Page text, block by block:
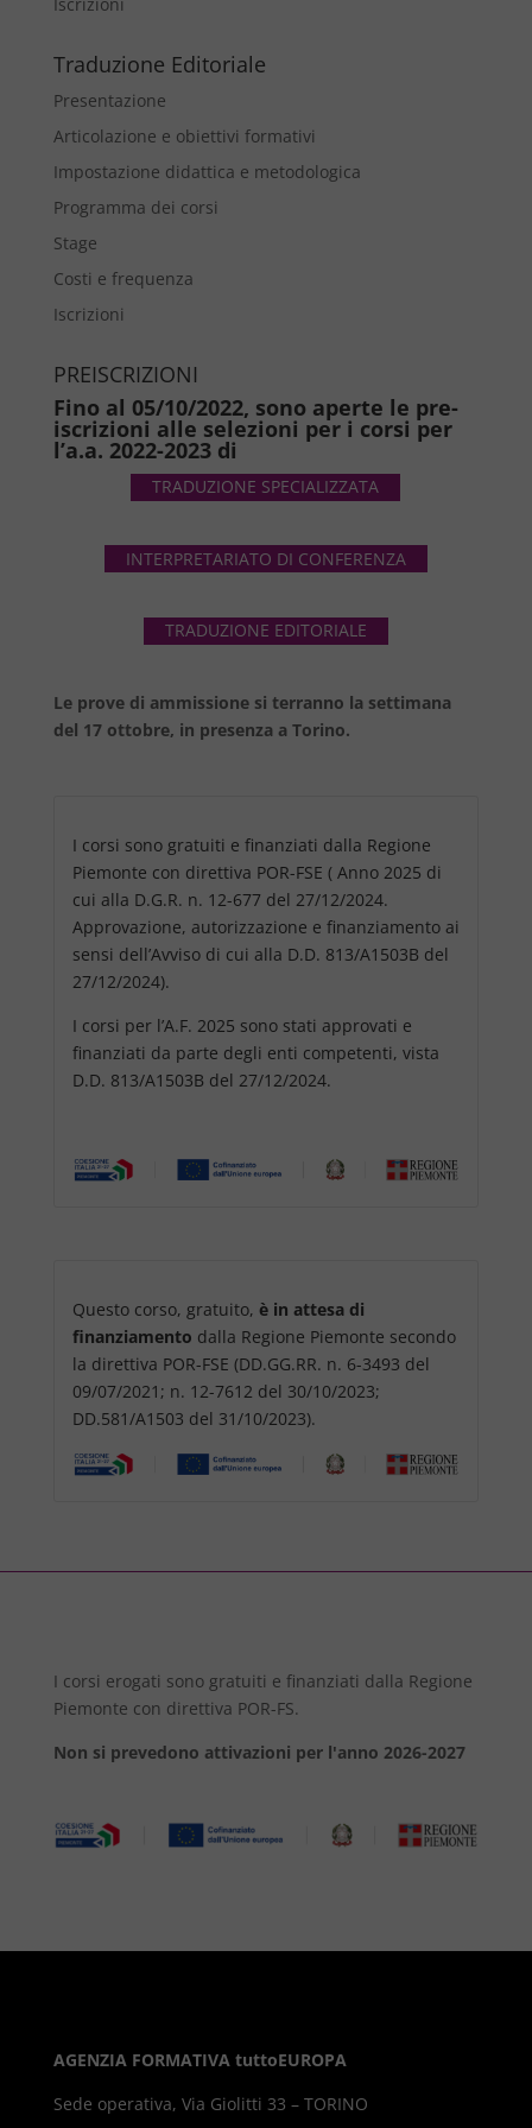
Traduzione Editoriale
Presentazione
Articolazione e obiettivi formativi
Impostazione didattica e metodologica
Programma dei corsi
Stage
Costi e frequenza
Iscrizioni
PREISCRIZIONI
Fino al 05/10/2022, sono aperte le pre-
iscrizioni alle selezioni per i corsi per
l’a.a. 2022-2023 di
TRADUZIONE SPECIALIZZATA
INTERPRETARIATO DI CONFERENZA
TRADUZIONE EDITORIALE
Le prove di ammissione si terranno la settimana
del 17 ottobre, in presenza a Torino.
I corsi sono gratuiti e finanziati dalla Regione
Piemonte con direttiva POR-FSE ( Anno 2025 di
cui alla D.G.R. n. 12-677 del 27/12/2024.
Approvazione, autorizzazione e finanziamento ai
sensi dell’Avviso di cui alla D.D. 813/A1503B del
27/12/2024).
I corsi per l’A.F. 2025 sono stati approvati e
finanziati da parte degli enti competenti, vista
D.D. 813/A1503B del 27/12/2024.
Questo corso, gratuito, è in attesa di
finanziamento dalla Regione Piemonte secondo
la direttiva POR-FSE (DD.GG.RR. n. 6-3493 del
09/07/2021; n. 12-7612 del 30/10/2023;
DD.581/A1503 del 31/10/2023).
I corsi erogati sono gratuiti e finanziati dalla Regione
Piemonte con direttiva POR-FS.
Non si prevedono attivazioni per l'anno 2026-2027
AGENZIA FORMATIVA tuttoEUROPA
Sede operativa, Via Giolitti 33 – TORINO